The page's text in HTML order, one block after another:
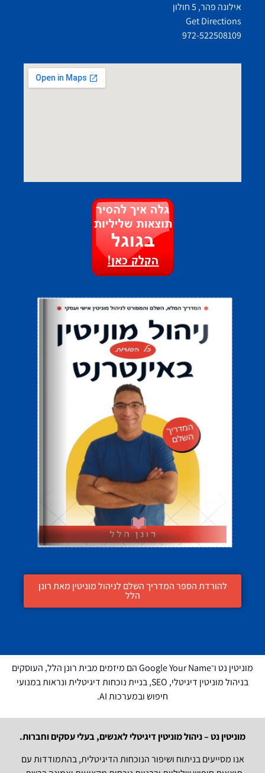
אילונה פהר, 5 חולון
Get Directions
972-522508109
להורדת הספר המדריך השלם לניהול מוניטין מאת רונן
הלל
מוניטין נט ו־Google Your Name הם מיזמים מבית רונן הלל, העוסקים
בניהול מוניטין דיגיטלי, SEO, בניית נוכחות דיגיטלית ונראות במנועי
חיפוש ובמערכות AI.
מוניטין נט – ניהול מוניטין דיגיטלי לאנשים, בעלי עסקים וחברות.
אנו מסייעים בניתוח ושיפור הנוכחות הדיגיטלית, בהתמודדות עם